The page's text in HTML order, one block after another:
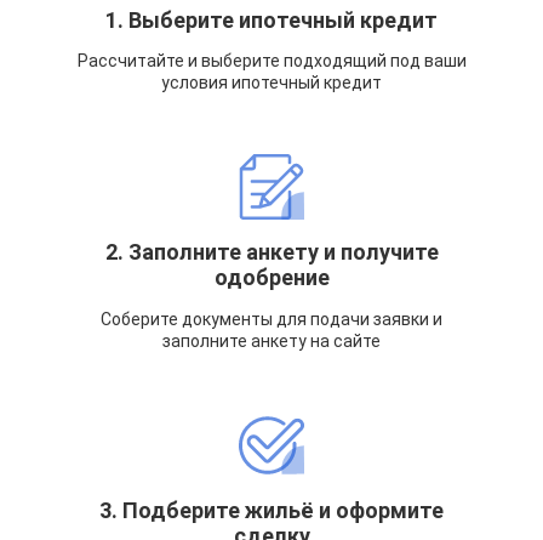
1. Выберите ипотечный кредит
Рассчитайте и выберите подходящий под ваши
условия ипотечный кредит
2. Заполните анкету и получите
одобрение
Соберите документы для подачи заявки и
заполните анкету на сайте
3. Подберите жильё и оформите